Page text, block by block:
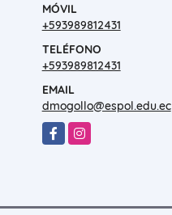
MÓVIL
+593989812431
TELÉFONO
+593989812431
EMAIL
dmogollo@espol.edu.ec
FacebookInstagram